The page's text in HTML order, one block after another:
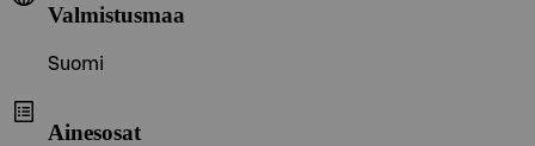
Valmistusmaa
Suomi
Ainesosat